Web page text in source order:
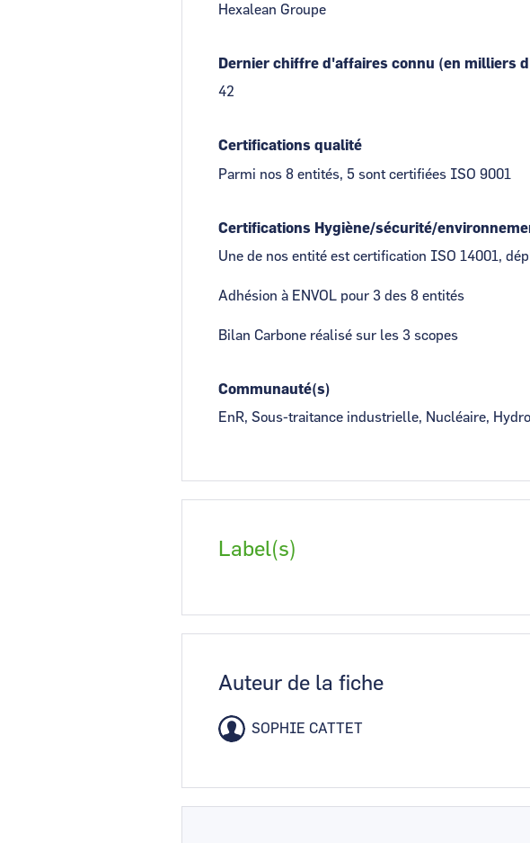
Hexalean Groupe
Dernier chiffre d'affaires connu (en milliers
42
Certifications qualité
Parmi nos 8 entités, 5 sont certifiées ISO 9001
Certifications Hygiène/sécurité/
Une de nos entité est certification ISO 14001,
Adhésion à ENVOL pour 3 des 8 entités
Bilan Carbone réalisé sur les 3 scopes
Communauté(s)
EnR, Sous-traitance industrielle, Nucléaire,
Label(s)
Auteur de la fiche
SOPHIE CATTET